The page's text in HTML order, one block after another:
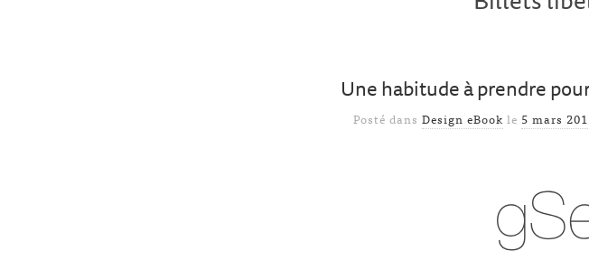
Une habitude à prendre
Posté dans Design eBook le 5 mars